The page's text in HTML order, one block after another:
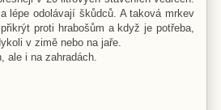
lépe odolávají škůdců. A taková mrkev
proti hrabošům a když je potřeba,
v zimě nebo na jaře.
ale i na zahradách.